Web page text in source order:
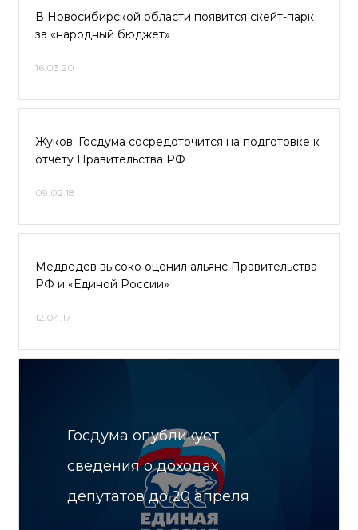
В Новосибирской области появится скейт-парк
за «народный бюджет»
16.03.20
Жуков: Госдума сосредоточится на подготовке к
отчету Правительства РФ
09.02.18
Медведев высоко оценил альянс Правительства
РФ и «Единой России»
12.04.17
Госдума опубликует
сведения о доходах
депутатов до 20 апреля